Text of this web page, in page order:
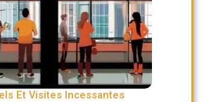
Et Visites Incessantes